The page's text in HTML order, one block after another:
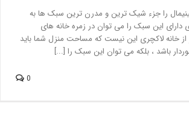
را جزء شیک ترین و مدرن ترین سبک ها به
دارای این سبک را می توان در زمره خانه های
از خانه لاکچری این نیست که مساحت منزل شما باید
باشد ، بلکه می توان این سبک را [...]
0